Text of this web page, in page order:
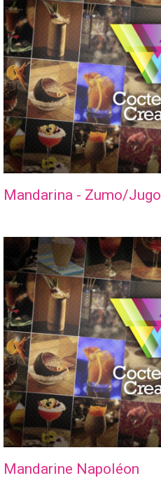
Mandarina - Zumo/Jugo
Mandarine Napoléon